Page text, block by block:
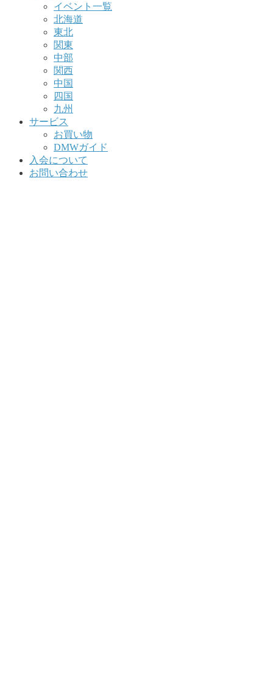
イベント一覧
北海道
東北
関東
中部
関西
中国
四国
九州
サービス
お買い物
DMWガイド
入会について
お問い合わせ